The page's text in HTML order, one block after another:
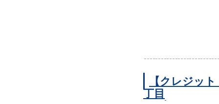
【クレジッ
丁目